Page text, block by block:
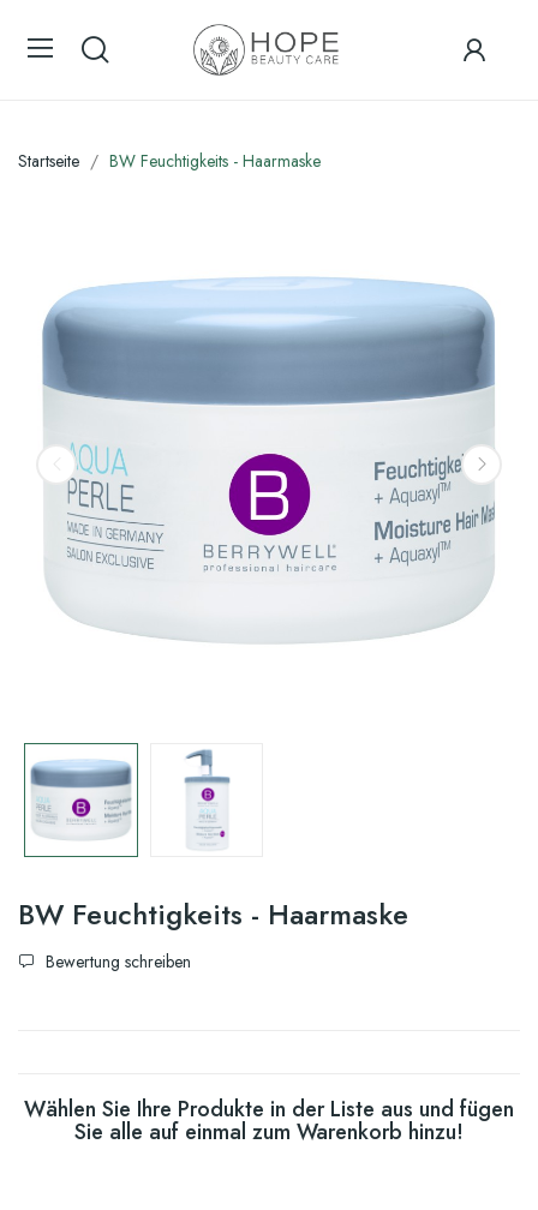
Startseite BW Feuchtigkeits - Haarmaske
BW Feuchtigkeits - Haarmaske
Bewertung schreiben
Wählen Sie Ihre Produkte in der Liste aus und fügen
Sie alle auf einmal zum Warenkorb hinzu!